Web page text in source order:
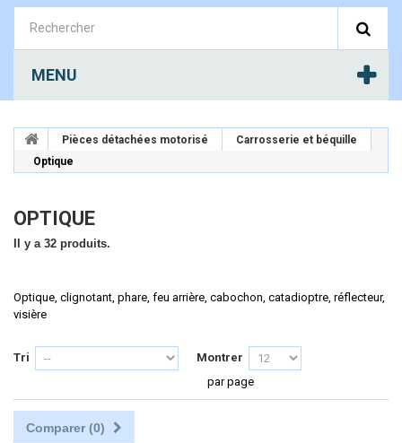
MENU
Pièces détachées motorisé
Carrosserie et béquille
Optique
OPTIQUE
Il y a 32 produits.
Optique, clignotant, phare, feu arrière, cabochon, catadioptre, réflecteur,
visière
Tri
Montrer
par page
Comparer (0)